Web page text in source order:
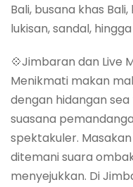
Bali, busana khas
lukisan, sandal,
💠Jimbaran dan Live
Menikmati makan
dengan hidangan
suasana
spektakuler.
ditemani suara
menyejukkan. Di